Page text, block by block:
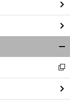
閉
る
新
し
い
ウ